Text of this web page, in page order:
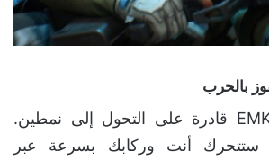
بالحرب
الدبابة EMKV90-TOR قادرة على التحول إلى نمطين.
ستتحرك أنت وركابك بسرعة عبر